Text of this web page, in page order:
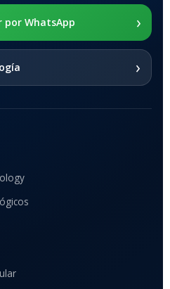
SOPORTE DE APOYO
por WhatsApp ›
›